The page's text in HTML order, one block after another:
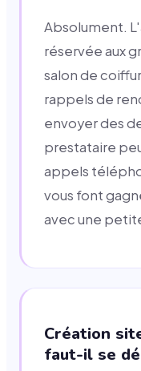
Absolument.
réservée aux
salon de
rappels de
envoyer des
prestataire
appels
vous font
avec une
Création
faut-il se